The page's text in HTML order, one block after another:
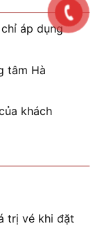
áp dụng
tâm Hà
khách
trị vé khi đặt